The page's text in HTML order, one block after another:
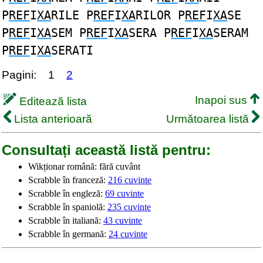
PREFIXARILE PREFIXARILOR PREFIXASE
PREFIXASEM PREFIXASERA PREFIXASERAM
PREFIXASERATI
Pagini: 1 2
Editează lista
Inapoi sus
Lista anterioară
Următoarea listă
Consultați această listă pentru:
Wikționar română: fără cuvânt
Scrabble în franceză: 216 cuvinte
Scrabble în engleză: 69 cuvinte
Scrabble în spaniolă: 235 cuvinte
Scrabble în italiană: 43 cuvinte
Scrabble în germană: 24 cuvinte